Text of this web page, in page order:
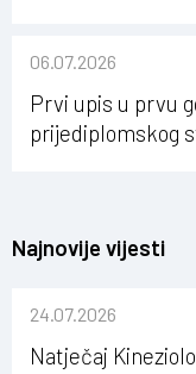
Osijeku
06.07.2026
Prvi upis u prvu
prijediplomskog
Najnovije vijesti
24.07.2026
Natječaj